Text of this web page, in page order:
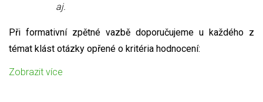
aj.
Při formativní zpětné vazbě doporučujeme u každého z
témat klást otázky opřené o kritéria hodnocení:
Zobrazit více